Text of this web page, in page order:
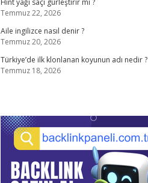
Hint yağı saçı gürleştirir mi ?
Temmuz 22, 2026
Aile ingilizce nasıl denir ?
Temmuz 20, 2026
Türkiye’de ilk klonlanan koyunun adı nedir ?
Temmuz 18, 2026